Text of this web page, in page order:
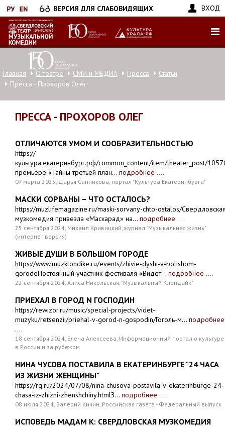
Перейти
к
основному
содержанию
ВЕРСИЯ ДЛЯ СЛАБОВИДЯЩИХ ВХОД
Главная О театре СМИ и МЕДИА Пресса
Статьи
Пресса - Прохоров Олег
ПРЕССА - ПРОХОРОВ ОЛЕГ
ОТЛИЧАЮТСЯ УМОМ И СООБРАЗИТЕЛЬНОСТЬЮ
https://
культура.екатеринбург.рф/common_content/item/theater_post/
премьере «Тайны третьей план... подробнее ....
07 марта 2025, Дарья Санникова, портал "Культура Екатеринбурга"
МАСКИ СОРВАНЫ – ЧТО ОСТАЛОСЬ?
https://muzlifemagazine.ru/maski-sorvany-chto-ostalos/
музкомедия привезла «Маскарад» на... подробнее ....
25 сентября 2024, Михаил Кривицкий, журнал "Музыкальная жизнь"
(интернет версия)
ЖИВЫЕ ДУШИ В БОЛЬШОМ ГОРОДЕ
https://www.muzklondike.ru/events/zhivie-dyshi-v-bolishom-
gorodeПостоянный участник фестиваля «Видет... подробнее ....
22 сентября 2024, Алиса Никольская, "Музыкальный Клондайк"
ПРИЕХАЛ В ГОРОД N ГОСПОДИН
https://rewizor.ru/music/special-projects/videt-
muzyku/retsenzii/priehal-v-gorod-n-gospodin/Гоголь-м... подробнее
....
18 сентября 2024, Елена Алексеева, Информационный портал о культуре
в России и за рубежом
НИНА ЧУСОВА ПОСТАВИЛА В ЕКАТЕРИНБУРГЕ "24 ЧАСА
ИЗ ЖИЗНИ ЖЕНЩИНЫ"
https://rg.ru/2024/07/08/nina-chusova-postavila-v-ekaterinburge-24-
chasa-iz-zhizni-zhenshchiny.htmlЗ... подробнее ....
08 июля 2024, Валерий Кичин, Российская газета - Федеральный выпуск
ИСПОВЕДЬ МАДАМ К: СВЕРДЛОВСКАЯ МУЗКОМЕДИЯ